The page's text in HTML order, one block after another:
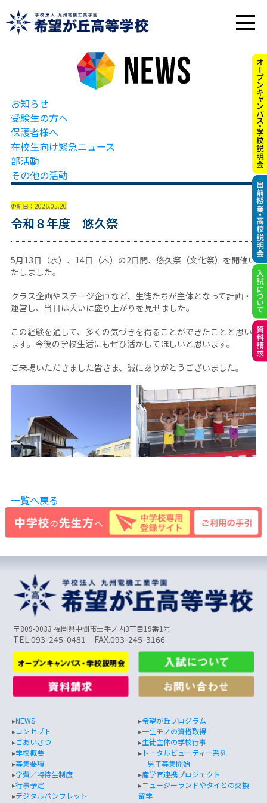
お知らせ
受験生の方へ
保護者様へ
在校生向け緊急ニュース
部活動
その他の活動
更新日：2026.05.20
令和８年度 悠久祭
5月13日（水）、14日（木）の2日間、悠久祭（文化祭）を開催い
たしました。
クラス企画やステージ企画など、生徒たちが主体となって計画・
運営し、当日は大いに盛り上がりを見せました。
この経験を通して、多くの気づきを得ることができたことと思い
ます。今後の学校生活にもぜひ活かしてほしいと思います。
ご来場いただきました皆さま、誠にありがとうございました。
一覧へ戻る
〒809-0033 福岡県中間市土手ノ内3丁目19番1号
TEL.093-245-0481 FAX.093-245-3166
▸NEWS
▸コンセプト
▸ごあいさつ
▸学校概要
▸募集要項
▸学費／特待生制度
▸行事予定
▸デジタルパンフレット
▸希望が丘プログラム
▸一生モノの資格取得
▸生徒主体の学校行事
▸トータルビューティー系列
男子募集開始
▸産学官連携プロジェクト
▸ニュージーランドやタイとの交換
留学